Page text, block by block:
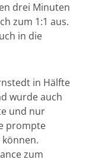
drei Minuten
zum 1:1 aus.
in die
in Hälfte
wurde auch
und nur
prompte
zum